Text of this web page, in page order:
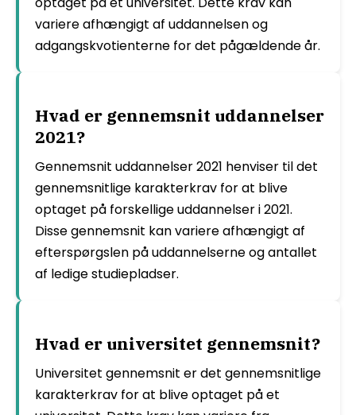
variere afhængigt af uddannelsen og
adgangskvotienterne for det pågældende år.
Hvad er gennemsnit uddannelser
2021?
Gennemsnit uddannelser 2021 henviser til det
gennemsnitlige karakterkrav for at blive
optaget på forskellige uddannelser i 2021.
Disse gennemsnit kan variere afhængigt af
efterspørgslen på uddannelserne og antallet
af ledige studiepladser.
Hvad er universitet gennemsnit?
Universitet gennemsnit er det gennemsnitlige
karakterkrav for at blive optaget på et